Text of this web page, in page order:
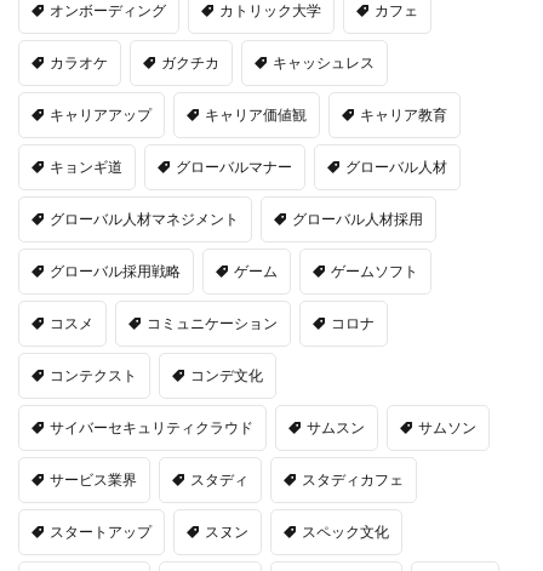
オンボーディング カトリック大学 カフェ
カラオケ ガクチカ キャッシュレス
キャリアアップ キャリア価値観 キャリア教育
キョンギ道 グローバルマナー グローバル人材
グローバル人材マネジメント グローバル人材採用
グローバル採用戦略 ゲーム ゲームソフト
コスメ コミュニケーション コロナ
コンテクスト コンデ文化
サイバーセキュリティクラウド サムスン サムソン
サービス業界 スタディ スタディカフェ
スタートアップ スヌン スペック文化